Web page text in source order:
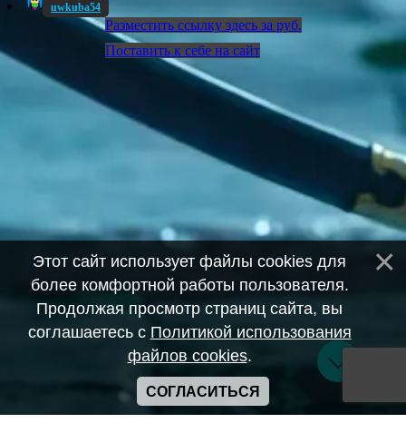
uwkuba54
Разместить ссылку здесь за руб.
Поставить к себе на сайт
Этот сайт использует файлы cookies для
более комфортной работы пользователя.
Продолжая просмотр страниц сайта, вы
соглашаетесь с Политикой использования
файлов cookies.
СОГЛАСИТЬСЯ